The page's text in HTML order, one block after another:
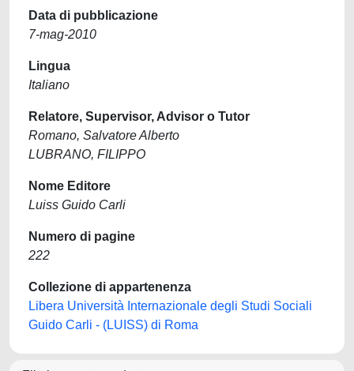
Data di pubblicazione
7-mag-2010
Lingua
Italiano
Relatore, Supervisor, Advisor o Tutor
Romano, Salvatore Alberto
LUBRANO, FILIPPO
Nome Editore
Luiss Guido Carli
Numero di pagine
222
Collezione di appartenenza
Libera Università Internazionale degli Studi Sociali
Guido Carli - (LUISS) di Roma